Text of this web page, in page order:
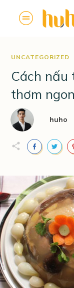
UNCATEGORIZED
Cách nấu
thơm
huho